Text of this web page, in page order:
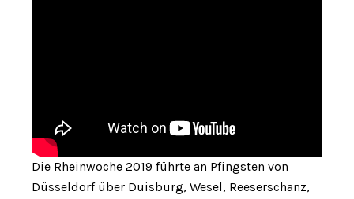
Die Rheinwoche 2019 führte an Pfingsten von
Düsseldorf über Duisburg, Wesel, Reeserschanz,